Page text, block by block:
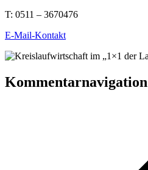
T: 0511 – 3670476
E-Mail-Kontakt
Kommentarnavigation